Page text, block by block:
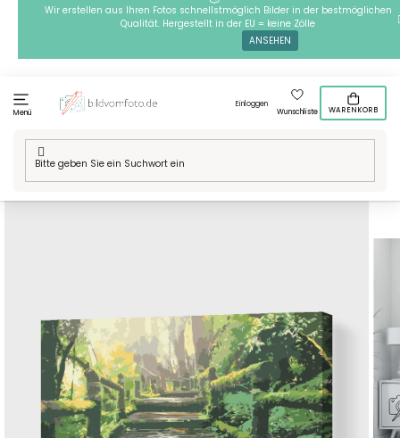
springen
Wir erstellen aus Ihren Fotos schnellstmöglich Bilder in der bestmöglichen
Qualität. Hergestellt in der EU = keine Zölle
ANSEHEN
Menü
Einloggen
Wunschliste
WARENKORB
Startseite
/ Technik / Malen nach Zahlen / Malen nach Zahlen -
Entenfamilie im Park